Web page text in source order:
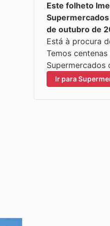
Este folheto
de outubro de
Está à procura
Temos
Supermercados
Ir para